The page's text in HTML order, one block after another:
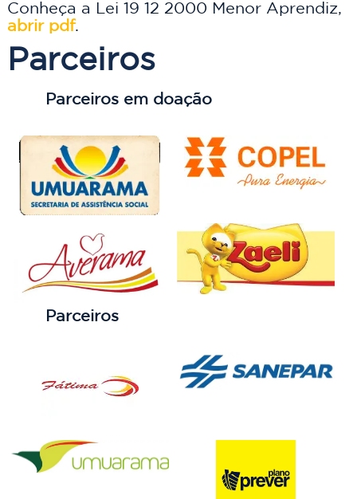
abrir pdf
Parceiros
Parceiros em doação
Parceiros